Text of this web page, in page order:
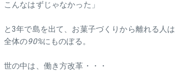
こんなはずじゃなかった」
と3年で島を出て、お菓子づくりから離れる人は
全体の90%にものぼる。
世の中は、働き方改革・・・